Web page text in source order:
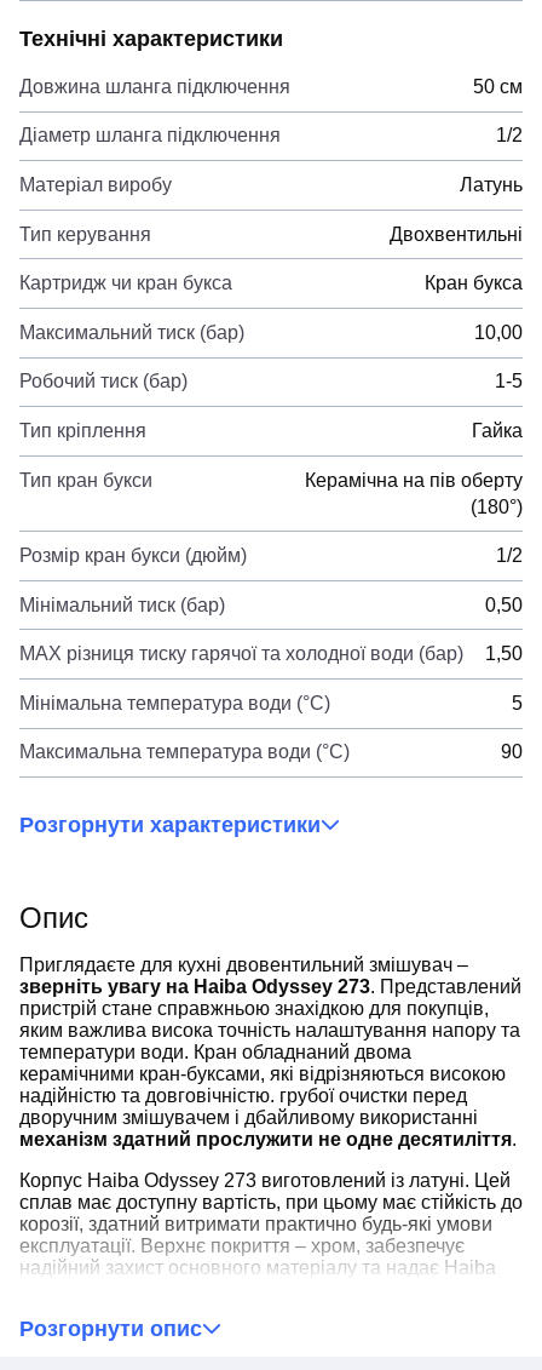
Технічні характеристики
Довжина шланга підключення 50 см
Діаметр шланга підключення 1/2
Матеріал виробу Латунь
Тип керування Двохвентильні
Картридж чи кран букса Кран букса
Максимальний тиск (бар) 10,00
Робочий тиск (бар) 1-5
Тип кріплення Гайка
Тип кран букси
Керамічна на пів оберту
(180°)
Розмір кран букси (дюйм) 1/2
Мінімальний тиск (бар) 0,50
MAX різниця тиску гарячої та холодної води (бар) 1,50
Мінімальна температура води (°C) 5
Максимальна температура води (°C) 90
Розгорнути характеристики
Опис
Приглядаєте для кухні двовентильний змішувач –
зверніть увагу на Haiba Odyssey 273. Представлений
пристрій стане справжньою знахідкою для покупців,
яким важлива висока точність налаштування напору та
температури води. Кран обладнаний двома
керамічними кран-буксами, які відрізняються високою
надійністю та довговічністю. грубої очистки перед
дворучним змішувачем і дбайливому використанні
механізм здатний прослужити не одне десятиліття.
Корпус Haiba Odyssey 273 виготовлений із латуні. Цей
сплав має доступну вартість, при цьому має стійкість до
корозії, здатний витримати практично будь-які умови
експлуатації. Верхнє покриття – хром, забезпечує
надійний захист основного матеріалу та надає Haiba
практично під будь-який стиль оформлення
Розгорнути опис